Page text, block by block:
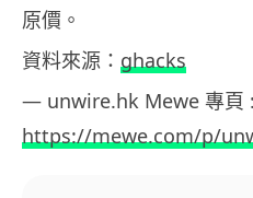
原價。
資料來源： ghacks
— unwire.hk Mewe 專頁 :
https://mewe.com/p/